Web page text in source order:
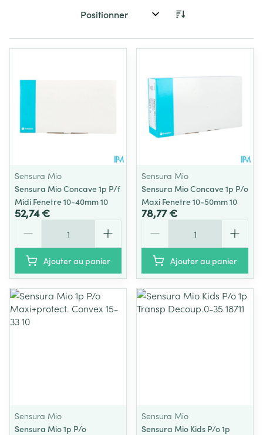
Trier par:
Sensura Mio
Sensura Mio Concave 1p P/f
Midi Fenetre 10-40mm 10
52,74 €
Ajouter au panier
Sensura Mio
Sensura Mio Concave 1p P/o
Maxi Fenetre 10-50mm 10
78,77 €
Ajouter au panier
Sensura Mio
Sensura Mio 1p P/o
Sensura Mio
Sensura Mio Kids P/o 1p